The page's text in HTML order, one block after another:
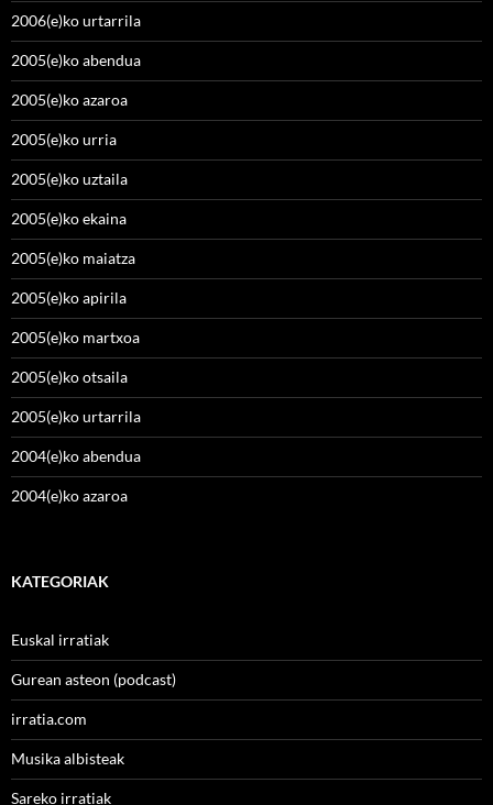
2006(e)ko urtarrila
2005(e)ko abendua
2005(e)ko azaroa
2005(e)ko urria
2005(e)ko uztaila
2005(e)ko ekaina
2005(e)ko maiatza
2005(e)ko apirila
2005(e)ko martxoa
2005(e)ko otsaila
2005(e)ko urtarrila
2004(e)ko abendua
2004(e)ko azaroa
KATEGORIAK
Euskal irratiak
Gurean asteon (podcast)
irratia.com
Musika albisteak
Sareko irratiak